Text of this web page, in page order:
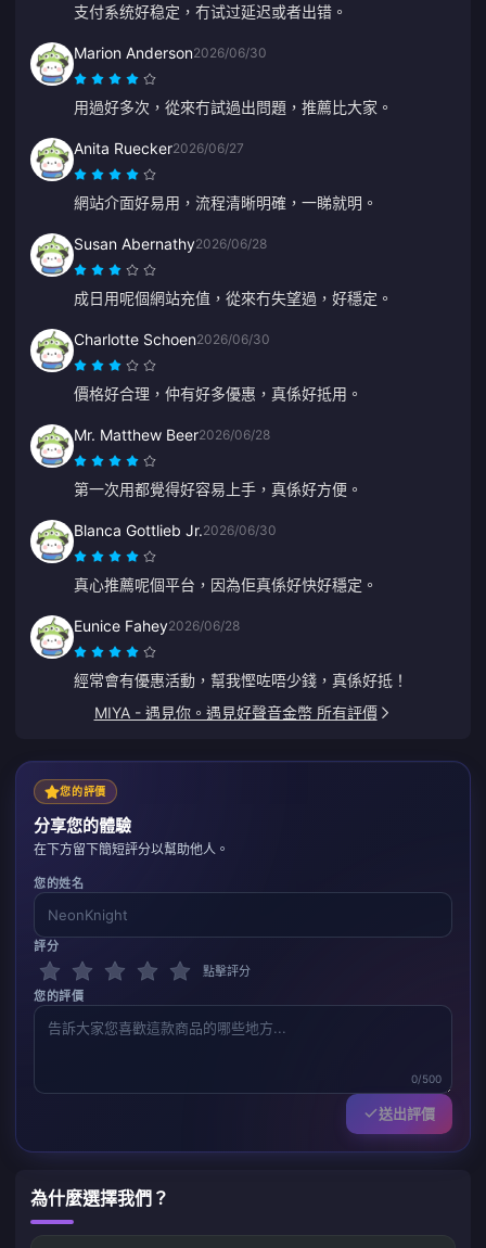
支付系统好稳定，冇试过延迟或者出错。
Marion Anderson2026/06/30
用過好多次，從來冇試過出問題，推薦比大家。
Anita Ruecker2026/06/27
網站介面好易用，流程清晰明確，一睇就明。
Susan Abernathy2026/06/28
成日用呢個網站充值，從來冇失望過，好穩定。
Charlotte Schoen2026/06/30
價格好合理，仲有好多優惠，真係好抵用。
Mr. Matthew Beer2026/06/28
第一次用都覺得好容易上手，真係好方便。
Blanca Gottlieb Jr.2026/06/30
真心推薦呢個平台，因為佢真係好快好穩定。
Eunice Fahey2026/06/28
經常會有優惠活動，幫我慳咗唔少錢，真係好抵！
MIYA - 遇見你。遇見好聲音金幣 所有評價
您的評價
分享您的體驗
在下方留下簡短評分以幫助他人。
您的姓名
評分
點擊評分
您的評價
0/500
送出評價
為什麼選擇我們？